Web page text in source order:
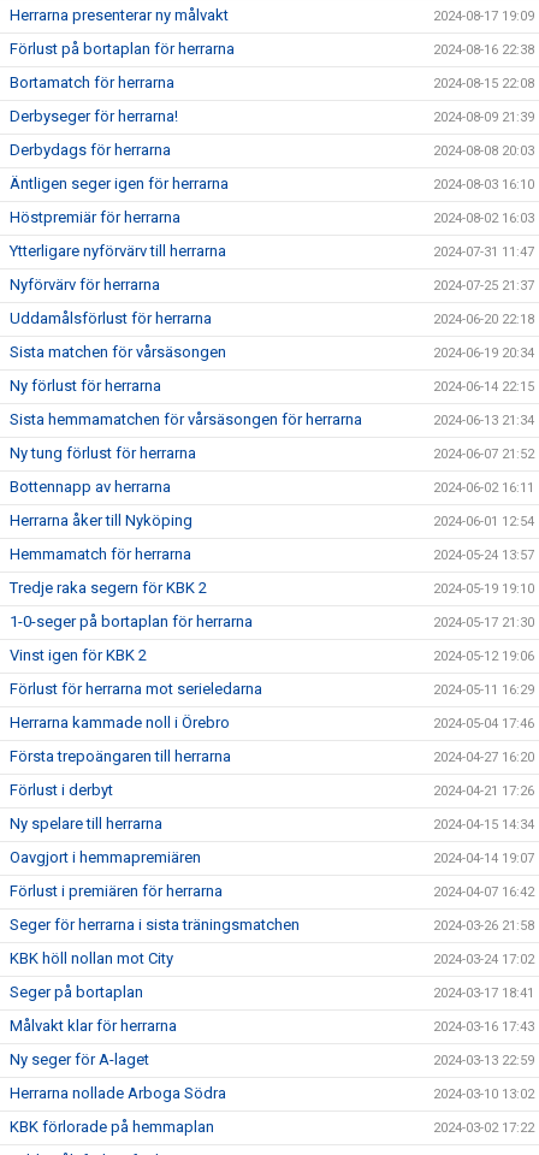
Herrarna presenterar ny målvakt 2024-08-17 19:09
Förlust på bortaplan för herrarna 2024-08-16 22:38
Bortamatch för herrarna 2024-08-15 22:08
Derbyseger för herrarna! 2024-08-09 21:39
Derbydags för herrarna 2024-08-08 20:03
Äntligen seger igen för herrarna 2024-08-03 16:10
Höstpremiär för herrarna 2024-08-02 16:03
Ytterligare nyförvärv till herrarna 2024-07-31 11:47
Nyförvärv för herrarna 2024-07-25 21:37
Uddamålsförlust för herrarna 2024-06-20 22:18
Sista matchen för vårsäsongen 2024-06-19 20:34
Ny förlust för herrarna 2024-06-14 22:15
Sista hemmamatchen för vårsäsongen för herrarna 2024-06-13 21:34
Ny tung förlust för herrarna 2024-06-07 21:52
Bottennapp av herrarna 2024-06-02 16:11
Herrarna åker till Nyköping 2024-06-01 12:54
Hemmamatch för herrarna 2024-05-24 13:57
Tredje raka segern för KBK 2 2024-05-19 19:10
1-0-seger på bortaplan för herrarna 2024-05-17 21:30
Vinst igen för KBK 2 2024-05-12 19:06
Förlust för herrarna mot serieledarna 2024-05-11 16:29
Herrarna kammade noll i Örebro 2024-05-04 17:46
Första trepoängaren till herrarna 2024-04-27 16:20
Förlust i derbyt 2024-04-21 17:26
Ny spelare till herrarna 2024-04-15 14:34
Oavgjort i hemmapremiären 2024-04-14 19:07
Förlust i premiären för herrarna 2024-04-07 16:42
Seger för herrarna i sista träningsmatchen 2024-03-26 21:58
KBK höll nollan mot City 2024-03-24 17:02
Seger på bortaplan 2024-03-17 18:41
Målvakt klar för herrarna 2024-03-16 17:43
Ny seger för A-laget 2024-03-13 22:59
Herrarna nollade Arboga Södra 2024-03-10 13:02
KBK förlorade på hemmaplan 2024-03-02 17:22